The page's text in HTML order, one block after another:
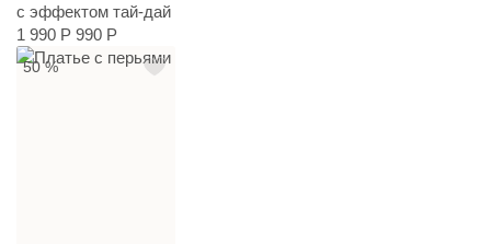
с эффектом тай-дай
1 990 Р 990 Р
50 %